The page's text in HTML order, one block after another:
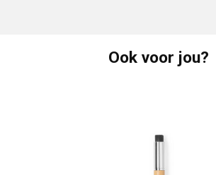
Ook voor jou?